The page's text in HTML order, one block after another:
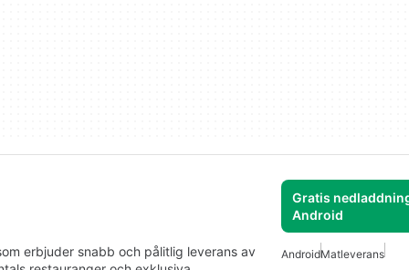
Gratis
Android
erbjuder snabb och pålitlig leverans av
AndroidMatleverans